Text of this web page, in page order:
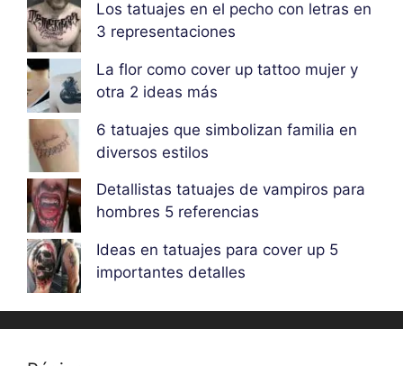
Los tatuajes en el pecho con letras en
3 representaciones
La flor como cover up tattoo mujer y
otra 2 ideas más
6 tatuajes que simbolizan familia en
diversos estilos
Detallistas tatuajes de vampiros para
hombres 5 referencias
Ideas en tatuajes para cover up 5
importantes detalles